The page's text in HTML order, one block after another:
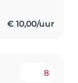
€ 10,00/uur
8